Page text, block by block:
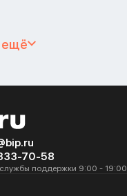
ещё
70-58
поддержки 9:00 - 19:00